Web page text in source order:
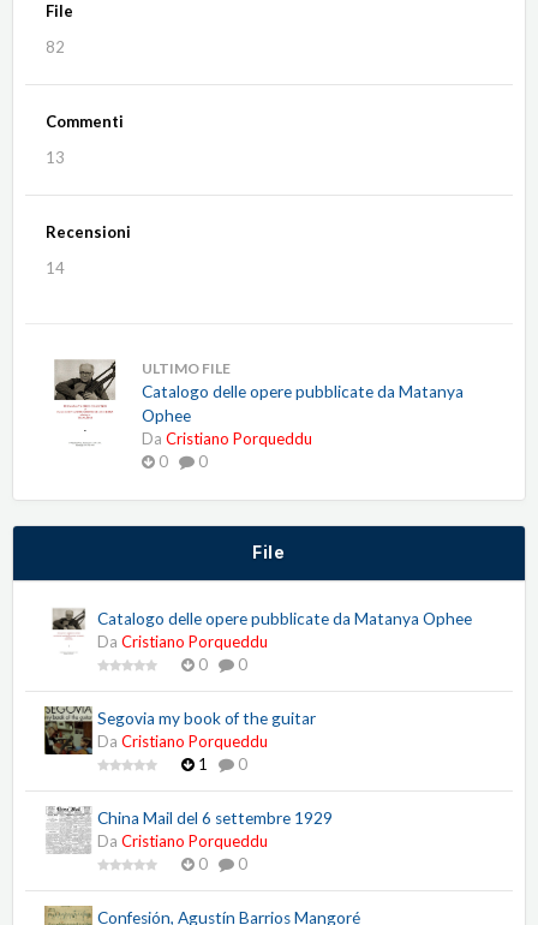
File
82
Commenti
13
Recensioni
14
ULTIMO FILE
Catalogo delle opere pubblicate da Matanya
Ophee
Da Cristiano Porqueddu
0
0
File
Catalogo delle opere pubblicate da Matanya Ophee
Da Cristiano Porqueddu
0
0
Segovia my book of the guitar
Da Cristiano Porqueddu
1
0
China Mail del 6 settembre 1929
Da Cristiano Porqueddu
0
0
Confesión, Agustín Barrios Mangoré